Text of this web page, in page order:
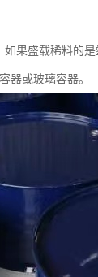
果盛载稀料的
器或玻璃容器。